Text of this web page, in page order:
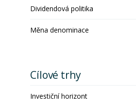
Dividendová politika
Měna denominace
Cílové trhy
Investiční horizont